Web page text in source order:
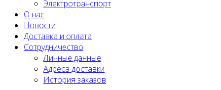
Электротранспорт
О нас
Новости
Доставка и оплата
Сотрудничество
Личные данные
Адреса доставки
История заказов